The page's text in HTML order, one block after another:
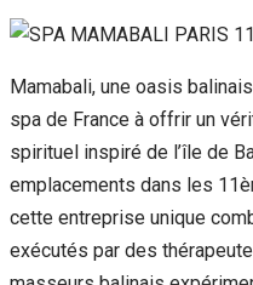
Mamabali, une oasis
spa de France à offrir un
spirituel inspiré de l’île de
emplacements dans les
cette entreprise unique
exécutés par des